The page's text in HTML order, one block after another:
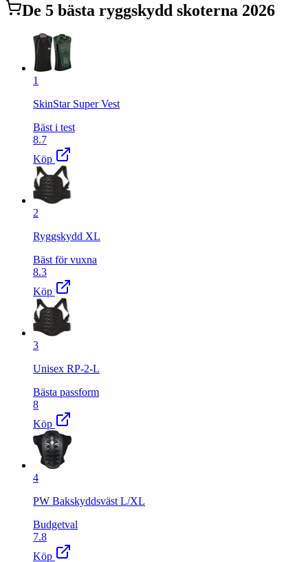
De 5 bästa ryggskydd skoterna 2026
1
SkinStar Super Vest
Bäst i test
8.7
Köp
2
Ryggskydd XL
Bäst för vuxna
8.3
Köp
3
Unisex RP-2-L
Bästa passform
8
Köp
4
PW Bakskyddsväst L/XL
Budgetval
7.8
Köp